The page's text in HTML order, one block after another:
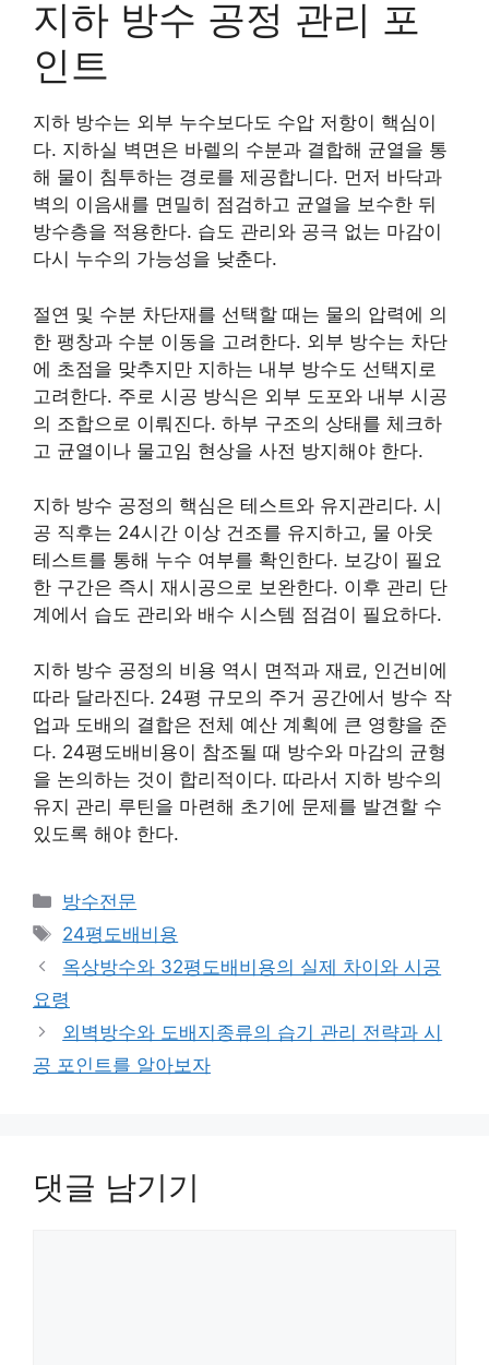
지하 방수 공정 관리 포
인트
지하 방수는 외부 누수보다도 수압 저항이 핵심이
다. 지하실 벽면은 바렐의 수분과 결합해 균열을 통
해 물이 침투하는 경로를 제공합니다. 먼저 바닥과
벽의 이음새를 면밀히 점검하고 균열을 보수한 뒤
방수층을 적용한다. 습도 관리와 공극 없는 마감이
다시 누수의 가능성을 낮춘다.
절연 및 수분 차단재를 선택할 때는 물의 압력에 의
한 팽창과 수분 이동을 고려한다. 외부 방수는 차단
에 초점을 맞추지만 지하는 내부 방수도 선택지로
고려한다. 주로 시공 방식은 외부 도포와 내부 시공
의 조합으로 이뤄진다. 하부 구조의 상태를 체크하
고 균열이나 물고임 현상을 사전 방지해야 한다.
지하 방수 공정의 핵심은 테스트와 유지관리다. 시
공 직후는 24시간 이상 건조를 유지하고, 물 아웃
테스트를 통해 누수 여부를 확인한다. 보강이 필요
한 구간은 즉시 재시공으로 보완한다. 이후 관리 단
계에서 습도 관리와 배수 시스템 점검이 필요하다.
지하 방수 공정의 비용 역시 면적과 재료, 인건비에
따라 달라진다. 24평 규모의 주거 공간에서 방수 작
업과 도배의 결합은 전체 예산 계획에 큰 영향을 준
다. 24평도배비용이 참조될 때 방수와 마감의 균형
을 논의하는 것이 합리적이다. 따라서 지하 방수의
유지 관리 루틴을 마련해 초기에 문제를 발견할 수
있도록 해야 한다.
카
테
리
방수전문
태
그
24평도배비용
옥상방수와 32평도배비용의 실제 차이와 시공
요령
외벽방수와 도배지종류의 습기 관리 전략과 시
공 포인트를 알아보자
댓글 남기기